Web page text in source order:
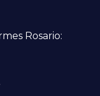
Rosario: